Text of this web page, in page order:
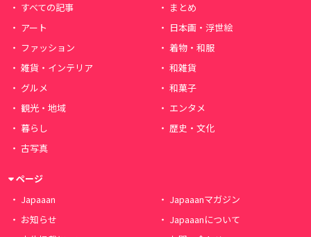
すべての記事
まとめ
アート
日本画・浮世絵
ファッション
着物・和服
雑貨・インテリア
和雑貨
グルメ
和菓子
観光・地域
エンタメ
暮らし
歴史・文化
古写真
ページ
Japaaan
Japaaanマガジン
お知らせ
Japaaanについて